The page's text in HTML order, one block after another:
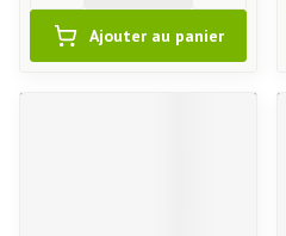
Ajouter au panier